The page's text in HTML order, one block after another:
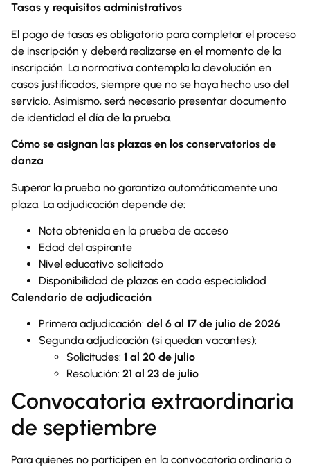
Tasas y requisitos administrativos
El pago de tasas es obligatorio para completar el proceso
de inscripción y deberá realizarse en el momento de la
inscripción. La normativa contempla la devolución en
casos justificados, siempre que no se haya hecho uso del
servicio. Asimismo, será necesario presentar documento
de identidad el día de la prueba.
Cómo se asignan las plazas en los conservatorios de
danza
Superar la prueba no garantiza automáticamente una
plaza. La adjudicación depende de:
Nota obtenida en la prueba de acceso
Edad del aspirante
Nivel educativo solicitado
Disponibilidad de plazas en cada especialidad
Calendario de adjudicación
Primera adjudicación: del 6 al 17 de julio de 2026
Segunda adjudicación (si quedan vacantes):
Solicitudes: 1 al 20 de julio
Resolución: 21 al 23 de julio
Convocatoria extraordinaria
de septiembre
Para quienes no participen en la convocatoria ordinaria o